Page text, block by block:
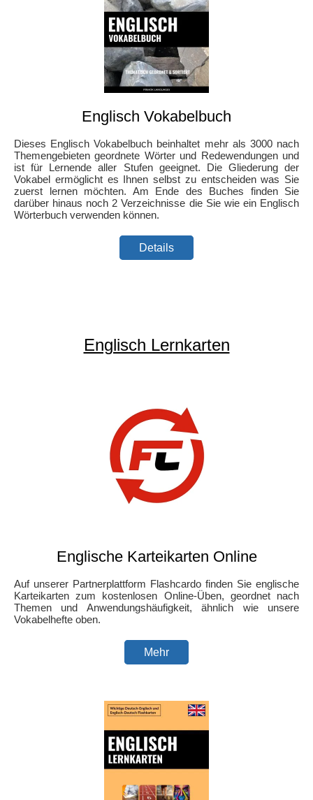
Englisch Vokabelbuch
Dieses Englisch Vokabelbuch beinhaltet mehr als 3000 nach
Themengebieten geordnete Wörter und Redewendungen und
ist für Lernende aller Stufen geeignet. Die Gliederung der
Vokabel ermöglicht es Ihnen selbst zu entscheiden was Sie
zuerst lernen möchten. Am Ende des Buches finden Sie
darüber hinaus noch 2 Verzeichnisse die Sie wie ein Englisch
Wörterbuch verwenden können.
Details
Englisch Lernkarten
Englische Karteikarten Online
Auf unserer Partnerplattform Flashcardo finden Sie englische
Karteikarten zum kostenlosen Online-Üben, geordnet nach
Themen und Anwendungshäufigkeit, ähnlich wie unsere
Vokabelhefte oben.
Mehr